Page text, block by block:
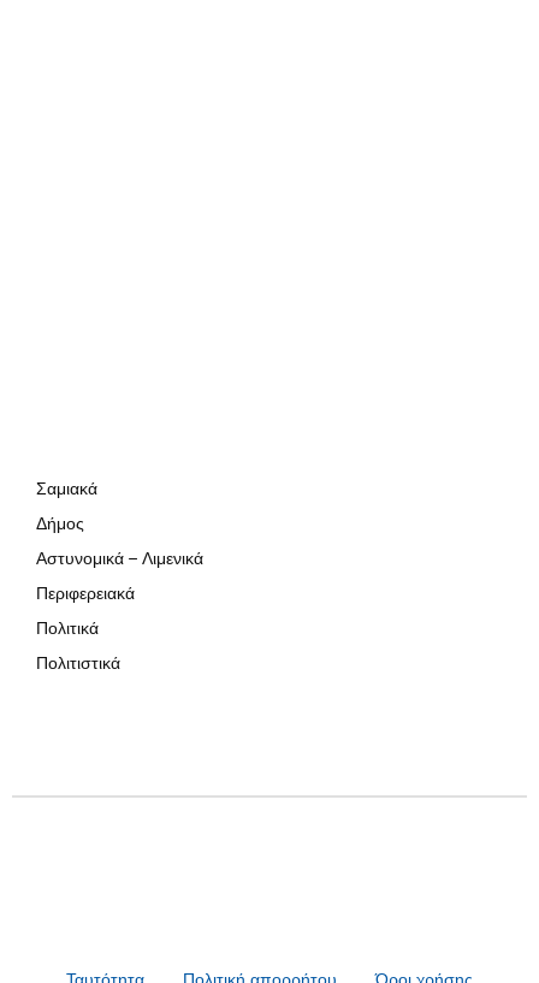
Σαμιακά
Δήμος
Αστυνομικά – Λιμενικά
Περιφερειακά
Πολιτικά
Πολιτιστικά